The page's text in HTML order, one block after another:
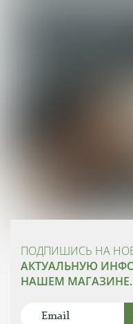
ПОДПИШИСЬ НА
АКТУАЛЬНУЮ
НАШЕМ МАГАЗИНЕ.